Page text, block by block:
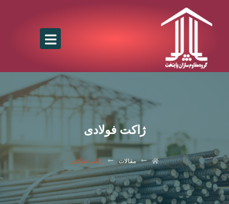
ژاکت فولادی
مقالات ژاکت فولادی